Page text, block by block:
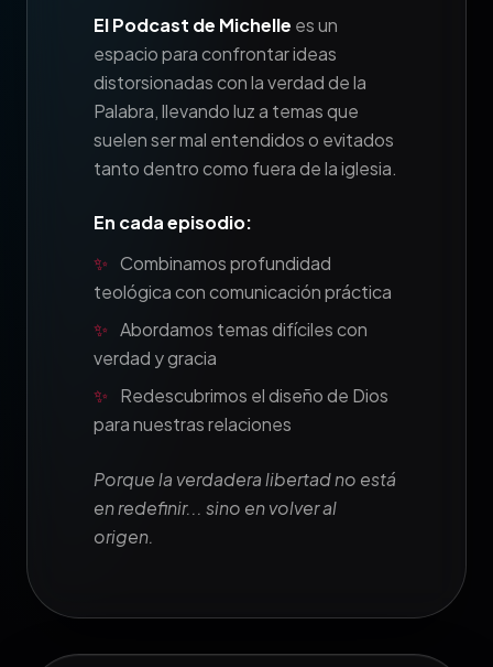
El Podcast de Michelle es un
espacio para confrontar ideas
distorsionadas con la verdad de la
Palabra, llevando luz a temas que
suelen ser mal entendidos o evitados
tanto dentro como fuera de la iglesia.
En cada episodio:
✨ Combinamos profundidad
teológica con comunicación práctica
✨ Abordamos temas difíciles con
verdad y gracia
✨
Redescubrimos el diseño de Dios
para nuestras relaciones
Porque la verdadera libertad no está
en redefinir... sino en volver al
origen.